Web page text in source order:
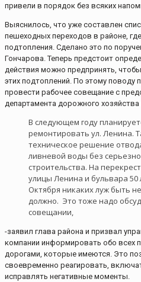
привели в порядок без всяких
Выяснилось, что уже составлен
пешеходных переходов в районе,
подтопления. Сделано это по
Гончарова. Теперь предстоит
действия можно предпринять,
этих подтоплений. По этому поводу
провести рабочее совещание с
департамента дорожного хозяйства
В следующем году
ремонтировать ул. Ленина.
техническое решение
ливневой воды без
строительства. На
улицы Ленина и бульвара 50
Октября никаких луж быть не
должно. Это тоже надо
совещании,
-заявил глава района и призвал
компании информировать обо всех
дорогами, которые имеются. Это
своевременно реагировать,
исправлять негативные моменты.